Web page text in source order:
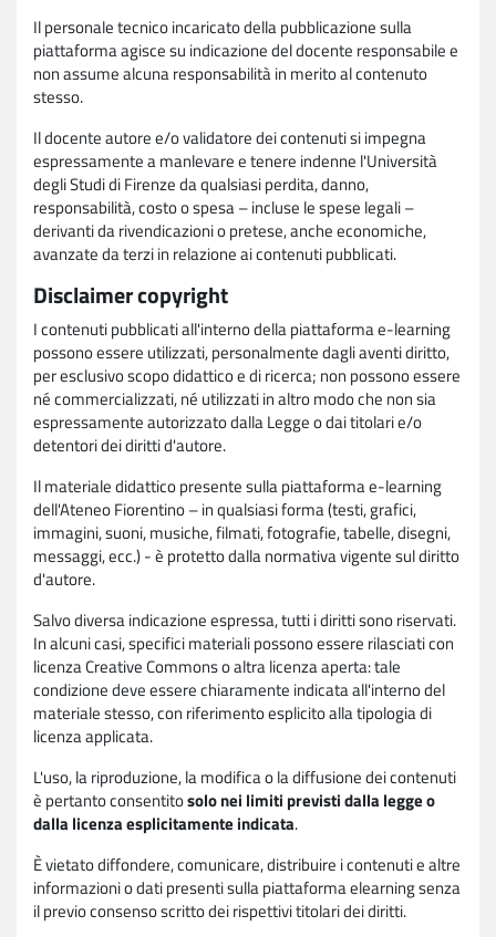
Il personale tecnico incaricato della pubblicazione sulla
piattaforma agisce su indicazione del docente responsabile e
non assume alcuna responsabilità in merito al contenuto
stesso.
Il docente autore e/o validatore dei contenuti si impegna
espressamente a manlevare e tenere indenne l'Università
degli Studi di Firenze da qualsiasi perdita, danno,
responsabilità, costo o spesa – incluse le spese legali –
derivanti da rivendicazioni o pretese, anche economiche,
avanzate da terzi in relazione ai contenuti pubblicati.
Disclaimer copyright
I contenuti pubblicati all'interno della piattaforma e-learning
possono essere utilizzati, personalmente dagli aventi diritto,
per esclusivo scopo didattico e di ricerca; non possono essere
né commercializzati, né utilizzati in altro modo che non sia
espressamente autorizzato dalla Legge o dai titolari e/o
detentori dei diritti d'autore.
Il materiale didattico presente sulla piattaforma e-learning
dell'Ateneo Fiorentino – in qualsiasi forma (testi, grafici,
immagini, suoni, musiche, filmati, fotografie, tabelle, disegni,
messaggi, ecc.) - è protetto dalla normativa vigente sul diritto
d'autore.
Salvo diversa indicazione espressa, tutti i diritti sono riservati.
In alcuni casi, specifici materiali possono essere rilasciati con
licenza Creative Commons o altra licenza aperta: tale
condizione deve essere chiaramente indicata all'interno del
materiale stesso, con riferimento esplicito alla tipologia di
licenza applicata.
L'uso, la riproduzione, la modifica o la diffusione dei contenuti
è pertanto consentitosolo nei limiti previsti dalla legge o
dalla licenza esplicitamente indicata.
È vietato diffondere, comunicare, distribuire i contenuti e altre
informazioni o dati presenti sulla piattaforma elearning senza
il previo consenso scritto dei rispettivi titolari dei diritti.